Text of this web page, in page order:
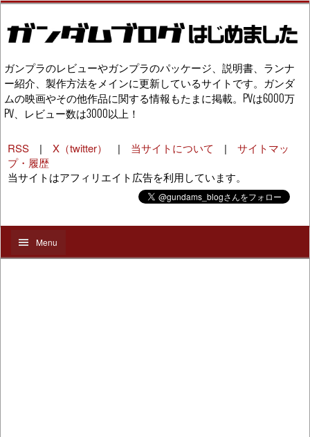
ガンプラのレビューやガンプラのパッケージ、説明書、ランナ
ー紹介、製作方法をメインに更新しているサイトです。ガンダ
ムの映画やその他作品に関する情報もたまに掲載。PVは6000万
PV、レビュー数は3000以上！
RSS | X（twitter） | 当サイトについて | サイトマッ
プ・履歴
当サイトはアフィリエイト広告を利用しています。
Menu